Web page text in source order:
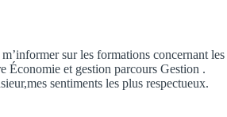
sur les formations concernant
Économie et gestion parcours Gestion .
sentiments les plus respectueux.